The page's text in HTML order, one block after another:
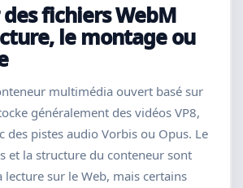
fichiers WebM
le montage ou
multimédia ouvert basé sur
généralement des vidéos VP8,
des pistes audio Vorbis ou Opus. Le
et la structure du conteneur sont
lecture sur le Web, mais certains